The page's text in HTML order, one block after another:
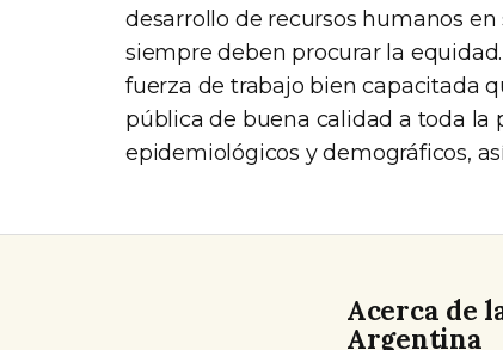
desarrollo de recursos humanos
siempre deben procurar la
fuerza de trabajo bien capacitada
pública de buena calidad a toda la
epidemiológicos y demográficos,
Acerca de
Argentina